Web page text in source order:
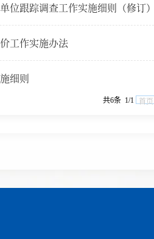
位跟踪调查工作实施细则（修订）
工作实施办法
细则
共6条 1/1 首页